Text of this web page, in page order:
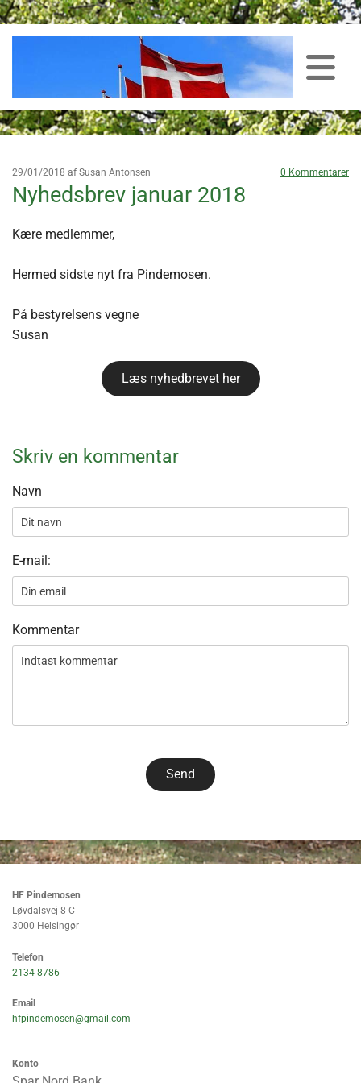
29/01/2018 af Susan Antonsen 0 Kommentarer
Nyhedsbrev januar 2018
Kære medlemmer,
Hermed sidste nyt fra Pindemosen.
På bestyrelsens vegne
Susan
Læs nyhedbrevet her
Skriv en kommentar
Navn
E-mail:
Kommentar
HF Pindemosen
Løvdalsvej 8 C
3000 Helsingør
Telefon
2134 8786
Email
hfpindemosen@gmail.com
Konto